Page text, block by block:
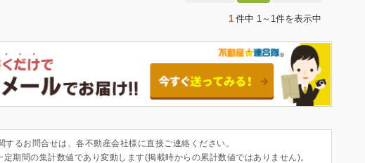
1 件中 1～1件を表示中
るお問合せは、各不動産会社様に直接ご連絡ください。
期間の集計数値であり変動します(掲載時からの累計数値ではありません)。